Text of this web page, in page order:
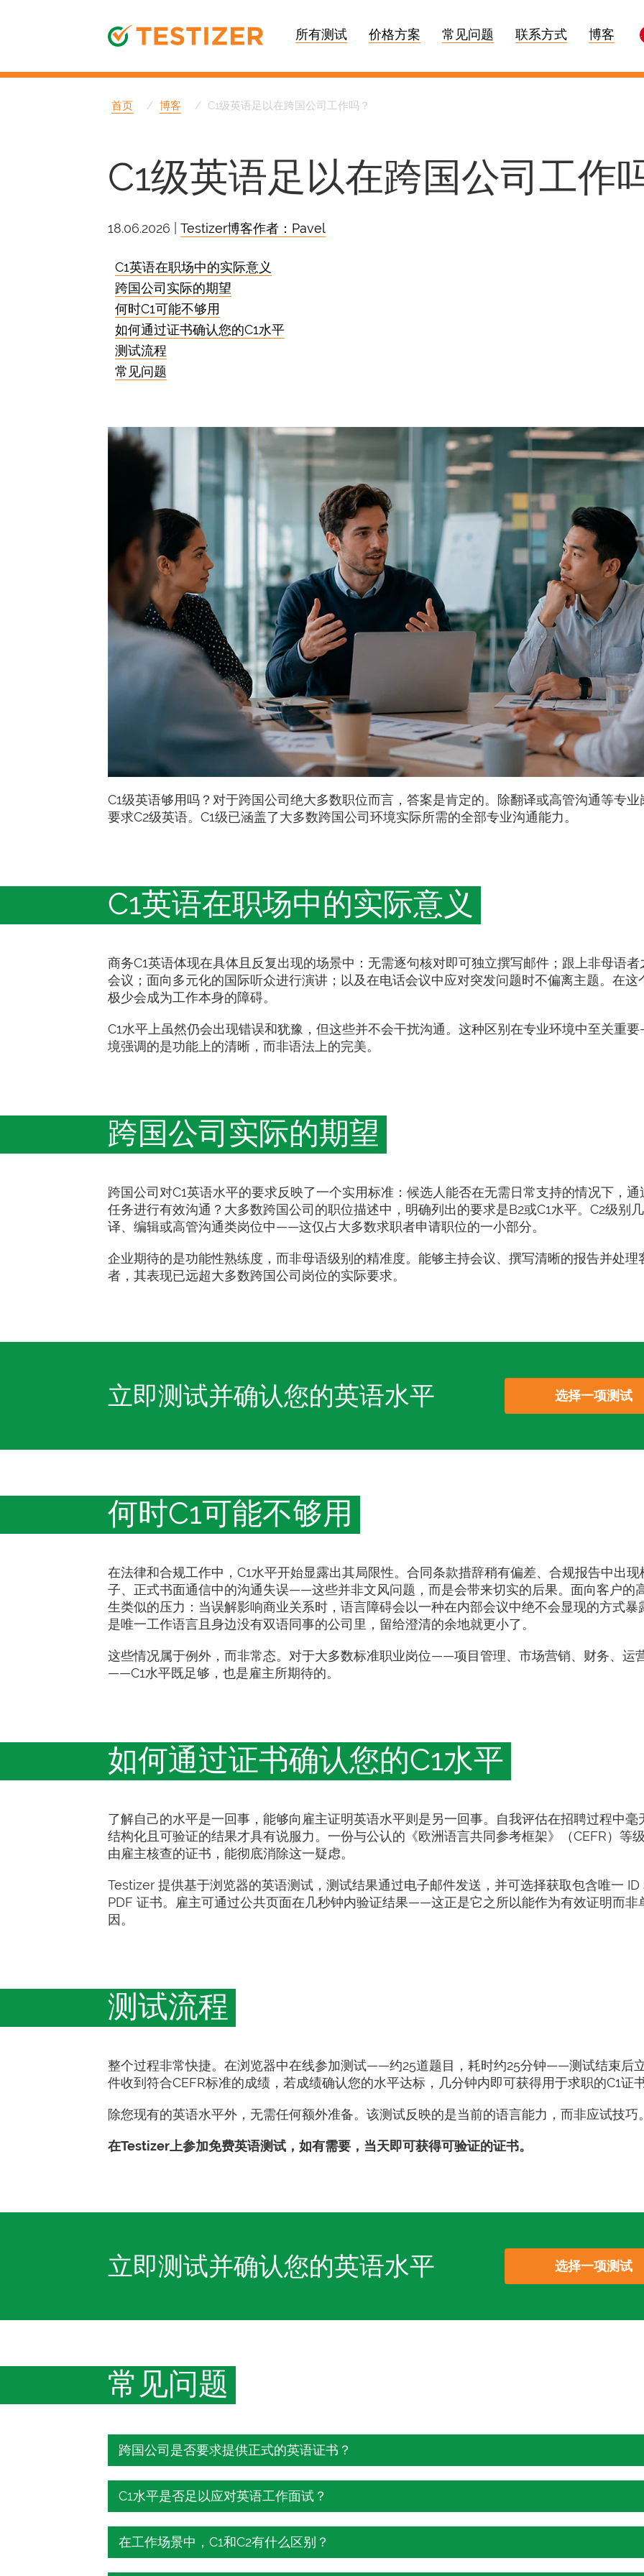
所有测试 价格方案 常见问题 联系方式 博客
首页 博客 C1级英语足以在跨国公司工作吗？
C1级英语足以在跨国公司工作
18.06.2026 | Testizer博客作者：Pavel
C1英语在职场中的实际意义
跨国公司实际的期望
何时C1可能不够用
如何通过证书确认您的C1水平
测试流程
常见问题
C1级英语够用吗？对于跨国公司绝大多数职位而言，答案是肯定的。除翻译或高管沟通等专
要求C2级英语。C1级已涵盖了大多数跨国公司环境实际所需的全部专业沟通能力。
C1英语在职场中的实际意义
商务C1英语体现在具体且反复出现的场景中：无需逐句核对即可独立撰写邮件；跟上非母语者
会议；面向多元化的国际听众进行演讲；以及在电话会议中应对突发问题时不偏离主题。在这
极少会成为工作本身的障碍。
C1水平上虽然仍会出现错误和犹豫，但这些并不会干扰沟通。这种区别在专业环境中至关重
境强调的是功能上的清晰，而非语法上的完美。
跨国公司实际的期望
跨国公司对C1英语水平的要求反映了一个实用标准：候选人能否在无需日常支持的情况下，
任务进行有效沟通？大多数跨国公司的职位描述中，明确列出的要求是B2或C1水平。C2级别
译、编辑或高管沟通类岗位中——这仅占大多数求职者申请职位的一小部分。
企业期待的是功能性熟练度，而非母语级别的精准度。能够主持会议、撰写清晰的报告并处理
者，其表现已远超大多数跨国公司岗位的实际要求。
立即测试并确认您的英语水平 选择一项测试
何时C1可能不够用
在法律和合规工作中，C1水平开始显露出其局限性。合同条款措辞稍有偏差、合规报告中出现
子、正式书面通信中的沟通失误——这些并非文风问题，而是会带来切实的后果。面向客户的
生类似的压力：当误解影响商业关系时，语言障碍会以一种在内部会议中绝不会显现的方式暴
是唯一工作语言且身边没有双语同事的公司里，留给澄清的余地就更小了。
这些情况属于例外，而非常态。对于大多数标准职业岗位——项目管理、市场营销、财务、运
——C1水平既足够，也是雇主所期待的。
如何通过证书确认您的C1水平
了解自己的水平是一回事，能够向雇主证明英语水平则是另一回事。自我评估在招聘过程中
结构化且可验证的结果才具有说服力。一份与公认的《欧洲语言共同参考框架》（CEFR）等
由雇主核查的证书，能彻底消除这一疑虑。
Testizer 提供基于浏览器的英语测试，测试结果通过电子邮件发送，并可选择获取包含唯一 ID
PDF 证书。雇主可通过公共页面在几秒钟内验证结果——这正是它之所以能作为有效证明而非
因。
测试流程
整个过程非常快捷。在浏览器中在线参加测试——约25道题目，耗时约25分钟——测试结束后
件收到符合CEFR标准的成绩，若成绩确认您的水平达标，几分钟内即可获得用于求职的C1证书
除您现有的英语水平外，无需任何额外准备。该测试反映的是当前的语言能力，而非应试技巧。
在Testizer上参加免费英语测试，如有需要，当天即可获得可验证的证书。
立即测试并确认您的英语水平 选择一项测试
常见问题
跨国公司是否要求提供正式的英语证书？
虽然正式证书并非普遍要求，但这一问题出现的频率往往超出求职者的预期——无论是初筛
旦遇到这种情况，仅凭自我申报的水平会造成沟通障碍。带有证书编号和二维码的可验证结
进行。
C1水平是否足以应对英语工作面试？
是的，在大多数情况下。C1水平的使用者能够理解问题、清晰作答，并在处理意外话题时保
是专业英语，而非学术或文学语言——C1水平完全能够胜任这一范围。
在工作场景中，C1和C2有什么区别？